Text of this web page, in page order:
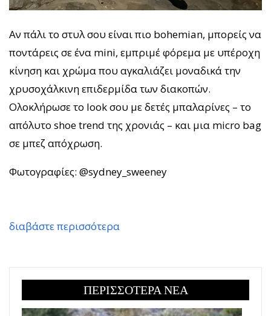
Αν πάλι το στυλ σου είναι πιο bohemian, μπορείς να
ποντάρεις σε ένα mini, εμπριμέ φόρεμα με υπέροχη
κίνηση και χρώμα που αγκαλιάζει μοναδικά την
χρυσοχάλκινη επιδερμίδα των διακοπών.
Ολοκλήρωσε το look σου με δετές μπαλαρίνες – το
απόλυτο shoe trend της χρονιάς – και μια micro bag
σε μπεζ απόχρωση.
Φωτογραφίες: @sydney_sweeney
διαβάστε περισσότερα
ΠΕΡΙΣΣΟΤΕΡΑ ΝΕΑ